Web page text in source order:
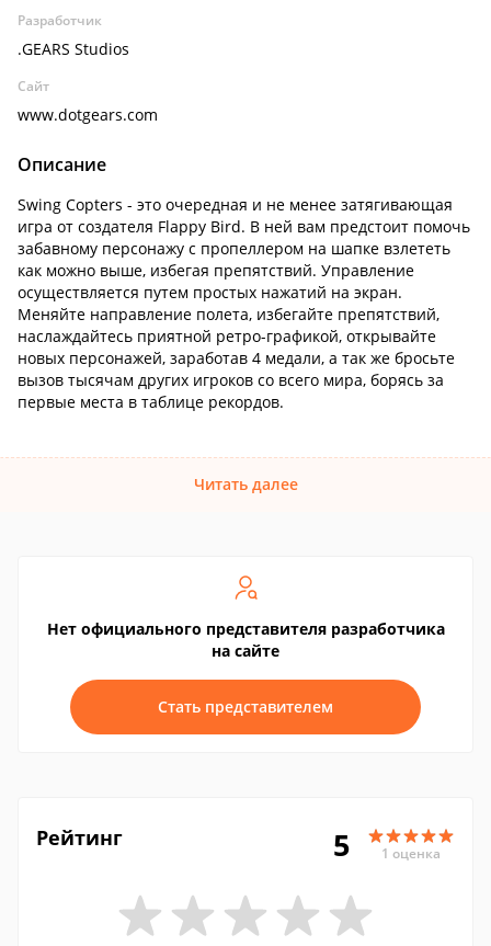
Разработчик
.GEARS Studios
Сайт
www.dotgears.com
Описание
Swing Copters - это очередная и не менее затягивающая
игра от создателя Flappy Bird. В ней вам предстоит помочь
забавному персонажу с пропеллером на шапке взлететь
как можно выше, избегая препятствий. Управление
осуществляется путем простых нажатий на экран.
Меняйте направление полета, избегайте препятствий,
наслаждайтесь приятной ретро-графикой, открывайте
новых персонажей, заработав 4 медали, а так же бросьте
вызов тысячам других игроков со всего мира, борясь за
первые места в таблице рекордов.
Читать далее
Нет официального представителя разработчика
на сайте
Стать представителем
Рейтинг 5 1 оценка